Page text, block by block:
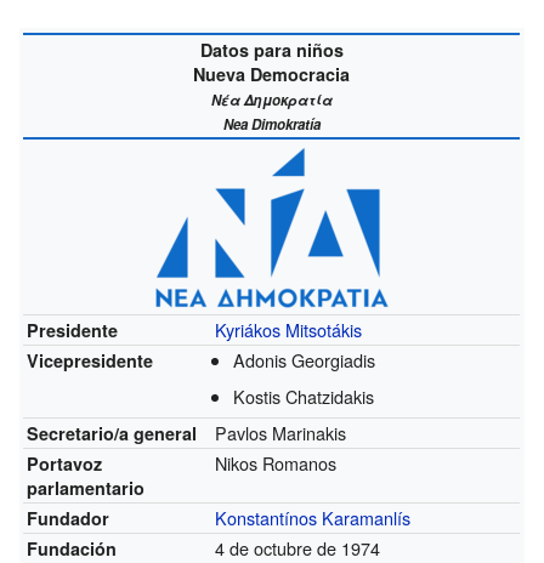
Datos para niños
Nueva Democracia
Νέα Δημοκρατία
Nea Dimokratía
Presidente Kyriákos Mitsotákis
Vicepresidente
Adonis Georgiadis
Kostis Chatzidakis
Secretario/a general Pavlos Marinakis
Portavoz
parlamentario
Nikos Romanos
Fundador Konstantínos Karamanlís
Fundación 4 de octubre de 1974